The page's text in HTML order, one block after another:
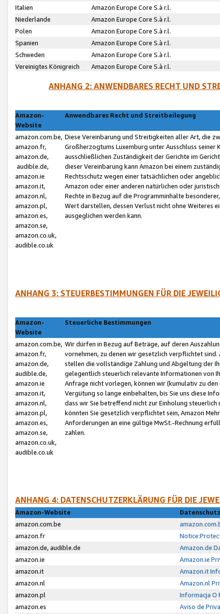
Italien
Amazon Europe Core S.à r.l.
Niederlande
Amazon Europe Core S.à r.l.
Polen
Amazon Europe Core S.à r.l.
Spanien
Amazon Europe Core S.à r.l.
Schweden
Amazon Europe Core S.à r.l.
Vereinigtes Königreich
Amazon Europe Core S.à r.l.
ANHANG 2: ANWENDBARES RECHT UND
Amazon-
Website
Anwendbares Recht und Streitbeilegung
amazon.com.be,
amazon.fr,
amazon.de,
audible.de,
amazon.ie
amazon.it,
amazon.nl,
amazon.pl,
amazon.es,
amazon.se,
amazon.co.uk,
audible.co.uk
Diese Vereinbarung und Streitigkeiten aller Art, die
Großherzogtums Luxemburg unter Ausschluss
ausschließlichen Zuständigkeit der Gerichte im
dieser Vereinbarung kann Amazon bei einem
Rechtsschutz wegen einer tatsächlichen oder
Amazon oder einer anderen natürlichen oder
Rechte in Bezug auf die Programminhalte
Wert darstellen, dessen Verlust nicht ohne Weiteres
ausgeglichen werden kann.
ANHANG 3: STEUERBESTIMMUNGEN FÜR DIE
Amazon-
Website
Steuerliche Bestimmungen
amazon.com.be,
amazon.fr,
amazon.de,
audible.de,
amazon.ie
amazon.it,
amazon.nl,
amazon.pl,
amazon.es,
amazon.se,
amazon.co.uk,
audible.co.uk
Wir dürfen in Bezug auf Beträge, auf deren
vornehmen, zu denen wir gesetzlich verpflichtet
stellen die vollständige Zahlung und Abgeltung der
gelegentlich steuerlich relevante Informationen von
Anfrage nicht vorlegen, können wir (kumulativ zu
Vergütung so lange einbehalten, bis Sie uns diese
dass wir Sie betreffend nicht zur Einholung
könnten Sie gesetzlich verpflichtet sein, Amazon
Anforderungen an eine gültige MwSt.-Rechnung
zahlen.
ANHANG 4: DATENSCHUTZERKLÄRUNG FÜR DIE
Amazon-Website
amazon.com.be
amazon.fr
amazon.de, audible.de
Amazon.de
amazon.ie
Amazon.ie
amazon.it
Amazon.it
amazon.nl
Amazon.nl
amazon.pl
Informacja O
amazon.es
Aviso de